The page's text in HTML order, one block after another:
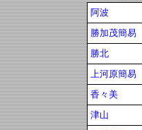
阿波
勝加茂簡易
勝北
上河原簡易
香々美
津山